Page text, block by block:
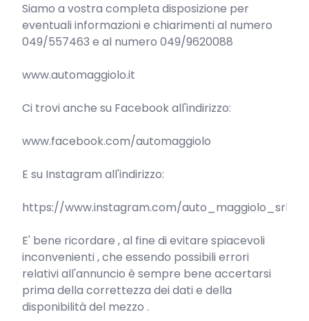
Siamo a vostra completa disposizione per
eventuali informazioni e chiarimenti al numero
049/557463 e al numero 049/9620088
www.automaggiolo.it
Ci trovi anche su Facebook all'indirizzo:
www.facebook.com/automaggiolo
E su Instagram all'indirizzo:
https://www.instagram.com/auto_maggiolo_srl
E' bene ricordare , al fine di evitare spiacevoli
inconvenienti , che essendo possibili errori
relativi all'annuncio è sempre bene accertarsi
prima della correttezza dei dati e della
disponibilità del mezzo .